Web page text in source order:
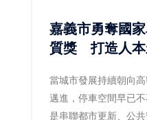
嘉義市勇奪國
質獎 打造人本
當城市發展持續朝向
邁進，停車空間早已
是串聯都市更新、公